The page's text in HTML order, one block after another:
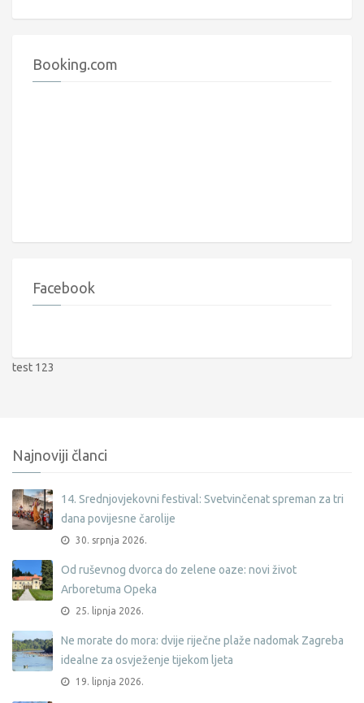
Booking.com
Facebook
test 123
Najnoviji članci
14. Srednjovjekovni festival: Svetvinčenat spreman za tri
dana povijesne čarolije
30. srpnja 2026.
Od ruševnog dvorca do zelene oaze: novi život
Arboretuma Opeka
25. lipnja 2026.
Ne morate do mora: dvije riječne plaže nadomak Zagreba
idealne za osvježenje tijekom ljeta
19. lipnja 2026.